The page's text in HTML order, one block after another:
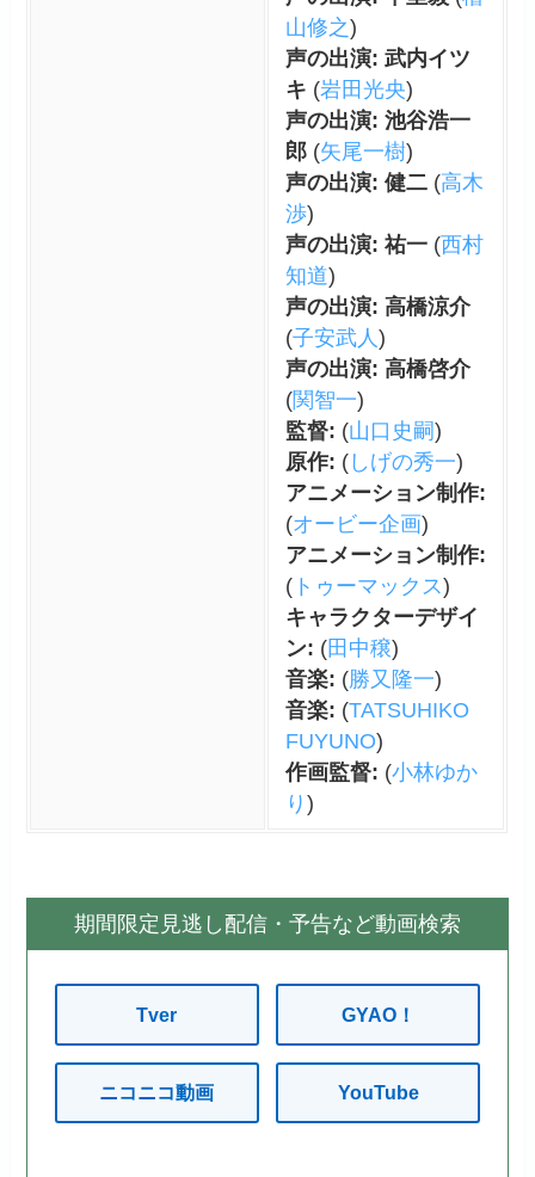
山修之)
声の出演: 武内イツ
キ (岩田光央)
声の出演: 池谷浩一
郎(矢尾一樹)
声の出演: 健二(高木
渉)
声の出演: 祐一(西村
知道)
声の出演: 高橋涼介
(子安武人 )
声の出演: 高橋啓介
(関智一)
監督: (山口史嗣)
原作: (しげの秀一)
アニメーション制作:
(オービー企画)
アニメーション制作:
(トゥーマックス)
キャラクターデザイ
ン: (田中穣)
音楽: (勝又隆一)
音楽: (TATSUHIKO
FUYUNO)
作画監督: (小林ゆか
り )
期間限定見逃し配信・予告など動画検索
Tver GYAO！
ニコニコ動画 YouTube